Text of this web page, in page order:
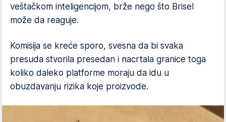
veštačkom inteligencijom, brže nego što Brisel
može da reaguje.
Komisija se kreće sporo, svesna da bi svaka
presuda stvorila presedan i nacrtala granice toga
koliko daleko platforme moraju da idu u
obuzdavanju rizika koje proizvode.